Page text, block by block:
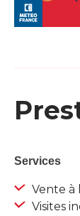
Services
Vente à
Visites